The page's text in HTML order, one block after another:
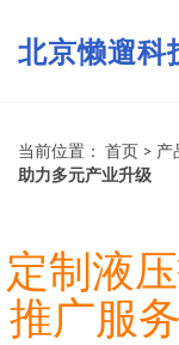
北京懒遛科
当前位置： 首页 > 产
助力多元产业升级
定制液
推广服